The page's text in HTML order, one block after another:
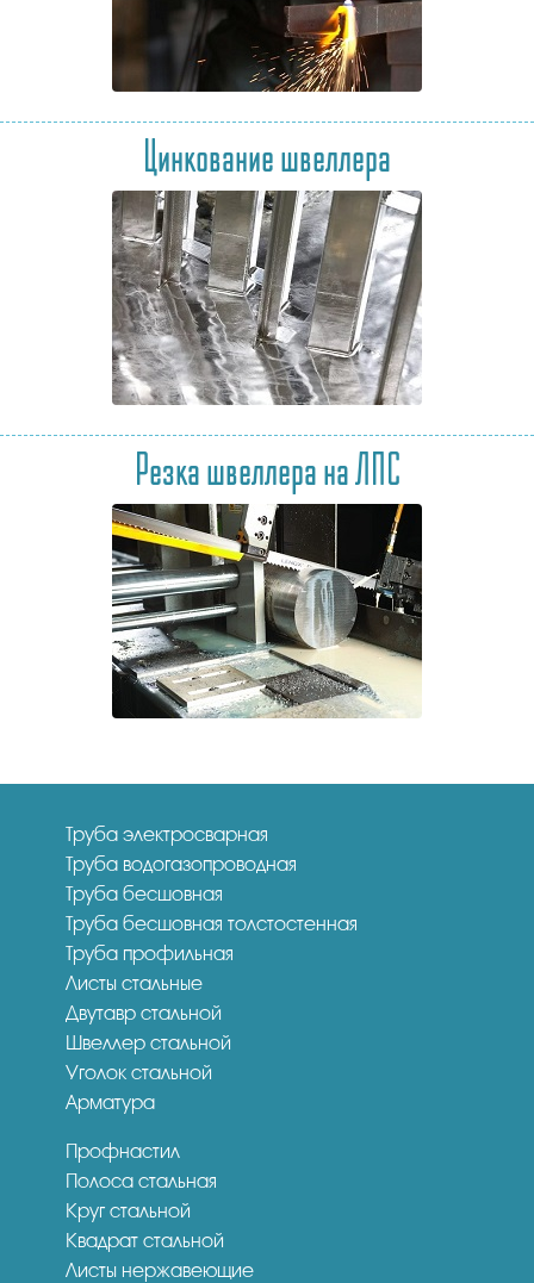
Цинкование швеллера
Резка швеллера на ЛПС
Труба электросварная
Труба водогазопроводная
Труба бесшовная
Труба бесшовная толстостенная
Труба профильная
Листы стальные
Двутавр стальной
Швеллер стальной
Уголок стальной
Арматура
Профнастил
Полоса стальная
Круг стальной
Квадрат стальной
Листы нержавеющие